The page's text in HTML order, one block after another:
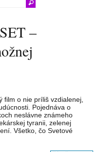
–
film o nie príliš vzdialenej,
Pojednáva o
neslávne známeho
tyranii, zelenej
Všetko, čo Svetové